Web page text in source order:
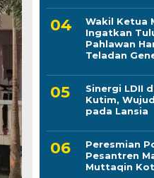
Wakil Ketua
Ingatkan
Pahlawan
Teladan
Sinergi LDII
Kutim,
pada Lansia
Peresmian
Pesantren
Muttaqin